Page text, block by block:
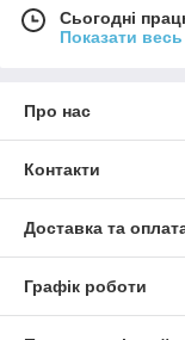
Сьогодні
Показати
Про нас
Контакти
Доставка та
Графік роботи